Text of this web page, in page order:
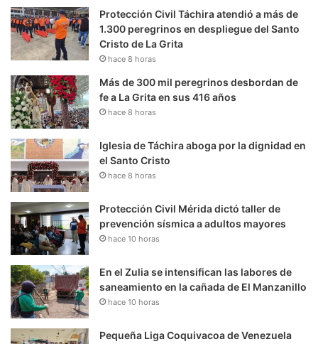
Protección Civil Táchira atendió a más de
1.300 peregrinos en despliegue del Santo
Cristo de La Grita
hace 8 horas
Más de 300 mil peregrinos desbordan de
fe a La Grita en sus 416 años
hace 8 horas
Iglesia de Táchira aboga por la dignidad en
el Santo Cristo
hace 8 horas
Protección Civil Mérida dictó taller de
prevención sísmica a adultos mayores
hace 10 horas
En el Zulia se intensifican las labores de
saneamiento en la cañada de El Manzanillo
hace 10 horas
Pequeña Liga Coquivacoa de Venezuela